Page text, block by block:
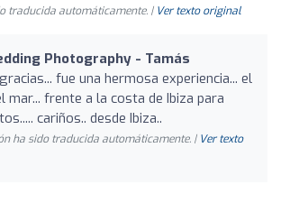
traducida automáticamente. | Ver texto original
Photography - Tamás
fue una hermosa experiencia... el
mar... frente a la costa de Ibiza para
cariños.. desde Ibiza..
ha sido traducida automáticamente. | Ver texto